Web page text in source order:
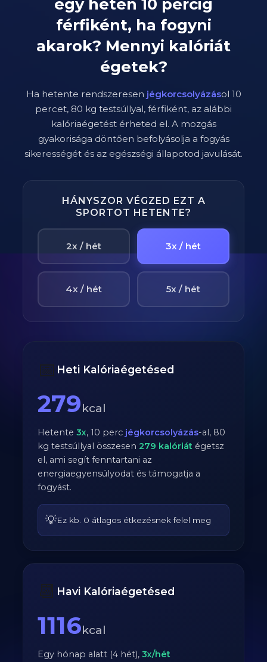
egy héten 10 percig
férfiként, ha fogyni
akarok? Mennyi kalóriát
égetek?
Ha hetente rendszeresen jégkorcsolyázásol 10
percet, 80 kg testsúllyal, férfiként, az alábbi
kalóriaégetést érheted el. A mozgás
gyakorisága döntően befolyásolja a fogyás
sikerességét és az egészségi állapotod javulását.
HÁNYSZOR VÉGZED EZT A
SPORTOT HETENTE?
2x / hét 3x / hét
4x / hét 5x / hét
📅 Heti Kalóriaégetésed
279kcal
Hetente3x,10 perc jégkorcsolyázás-al, 80
kg testsúllyal összesen279 kalóriát égetsz
el, ami segít fenntartani az
energiaegyensúlyodat és támogatja a
fogyást.
💡Ez kb. 0 átlagos étkezésnek felel meg
📆 Havi Kalóriaégetésed
1116kcal
Egy hónap alatt (4 hét),3x/hét